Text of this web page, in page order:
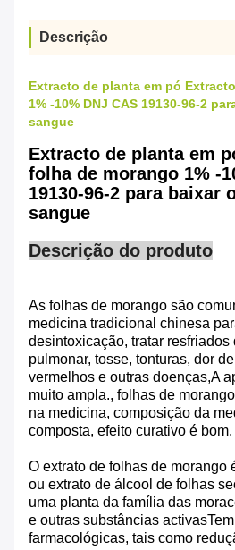
Descrição
Extracto de planta em pó
1% -10% DNJ CAS 19130-96-2
sangue
Extracto de planta em
folha de morango 1% -
19130-96-2 para baixar
sangue
Descrição do produto
As folhas de morango são
medicina tradicional chinesa
desintoxicação, tratar resfriados
pulmonar, tosse, tonturas, dor
vermelhos e outras doenças,A
muito ampla., folhas de
na medicina, composição da
composta, efeito curativo é bom.
O extrato de folhas de morango
ou extrato de álcool de folhas
uma planta da família das
e outras substâncias
farmacológicas, tais como